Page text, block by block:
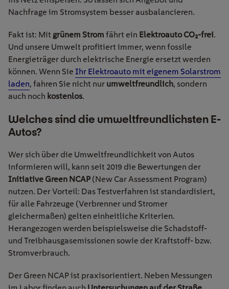
Nachfrage im Stromsystem besser ausbalancieren.
Fakt ist: Mit grünem Strom fährt ein Elektroauto CO₂-frei.
Und unsere Umwelt profitiert immer, wenn fossile
Energieträger durch elektrische Energie ersetzt werden
können. Wenn Sie Ihr Elektroauto mit eigenem Solarstrom
laden, fahren Sie nicht nur umweltfreundlich, sondern
auch noch kostenlos.
Welches sind die umweltfreundlichsten E-
Autos?
Wer sich über die Umweltfreundlichkeit von Autos
informieren will, kann seit 2019 die Bewertungen der
Initiative Green NCAP (New Car Assessment Program)
nutzen. Der Vorteil: Das Testverfahren ist standardisiert,
für alle Fahrzeuge (Verbrenner und Stromer
gleichermaßen) gelten einheitliche Kriterien.
Herangezogen werden beispielsweise die Schadstoff-
und Treibhausgasemissionen sowie der Kraftstoff- bzw.
Stromverbrauch.
Der Green NCAP ist praxisorientiert. Neben Messungen